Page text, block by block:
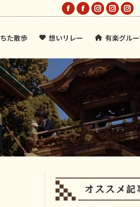
Facebook
opens
new
window
Facebook
opens
new
window
Instagram
opens
new
window
opens
new
ちた散歩 想いリレー 有楽グル